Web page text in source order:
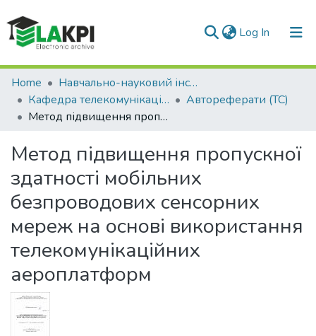
Log In (current)
Communities & Collections
All of DSpace
Home
Навчально-науковий інститут телекомунікаційних систем (НН ІТС)
Кафедра телекомунікаційних систем (ТС)
Автореферати (ТС)
Метод підвищення пропускної здатності мобільних безпроводових сенсорних мереж на основі використання телекомунікаційних аероплатформ
Метод підвищення пропускної
здатності мобільних
безпроводових сенсорних
мереж на основі використання
телекомунікаційних
аероплатформ